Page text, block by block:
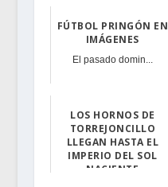
FÚTBOL PRINGÓN EN
IMÁGENES
El pasado domin...
LOS HORNOS DE
TORREJONCILLO
LLEGAN HASTA EL
IMPERIO DEL SOL
NACIENTE